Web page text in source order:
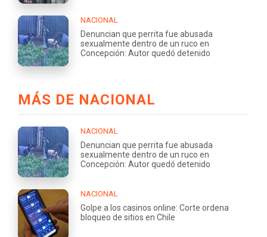
NACIONAL
Denuncian que perrita fue abusada
sexualmente dentro de un ruco en
Concepción: Autor quedó detenido
MÁS DE NACIONAL
NACIONAL
Denuncian que perrita fue abusada
sexualmente dentro de un ruco en
Concepción: Autor quedó detenido
NACIONAL
Golpe a los casinos online: Corte ordena
bloqueo de sitios en Chile